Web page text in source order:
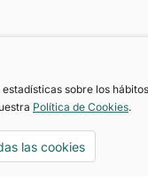
sobre los
Política de Cookies.
las cookies
http://